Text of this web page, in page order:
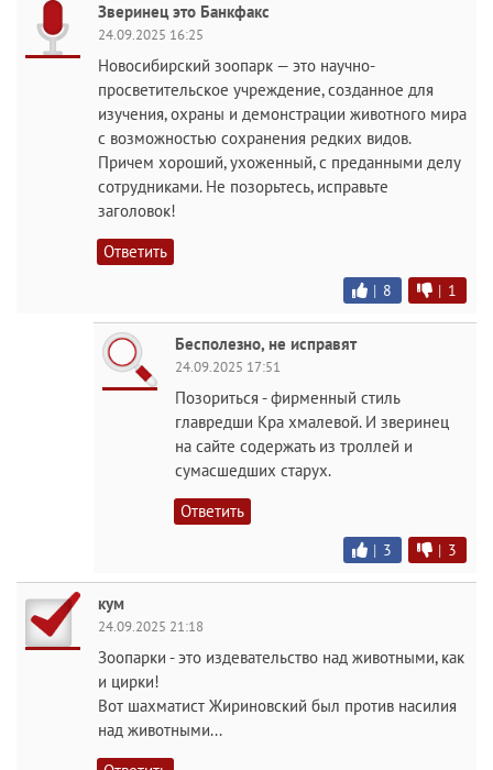
Зверинец это Банкфакс
24.09.2025 16:25
Новосибирский зоопарк — это научно-
просветительское учреждение, созданное для
изучения, охраны и демонстрации животного мира
с возможностью сохранения редких видов.
Причем хороший, ухоженный, с преданными делу
сотрудниками. Не позорьтесь, исправьте
заголовок!
Ответить
| 8 | 1
Бесполезно, не исправят
24.09.2025 17:51
Позориться - фирменный стиль
главредши Кра хмалевой. И зверинец
на сайте содержать из троллей и
сумасшедших старух.
Ответить
| 3 | 3
кум
24.09.2025 21:18
Зоопарки - это издевательство над животными, как
и цирки!
Вот шахматист Жириновский был против насилия
над животными...